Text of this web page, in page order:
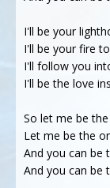
I'll be your
I'll be your fire
I'll follow you
I'll be the love
So let me be
Let me be the
And you can be
And you can be